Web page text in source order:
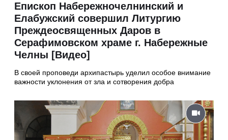
Епископ Набережночелнинский и
Елабужский совершил Литургию
Преждеосвященных Даров в
Серафимовском храме г. Набережные
Челны [Видео]
В своей проповеди архипастырь уделил особое внимание
важности уклонения от зла и сотворения добра